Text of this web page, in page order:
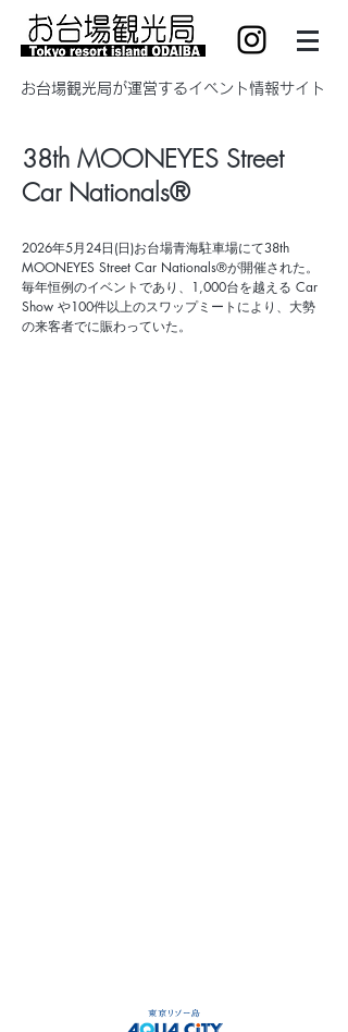
​お台場観光局が運営するイベント情報サイト
38th MOONEYES Street
Car Nationals®
2026年5月24日(日)お台場青海駐車場にて38th
MOONEYES Street Car Nationals®が開催された。
毎年恒例のイベントであり、1,000台を越える Car
Show や100件以上のスワップミートにより、大勢
の来客者でに賑わっていた。